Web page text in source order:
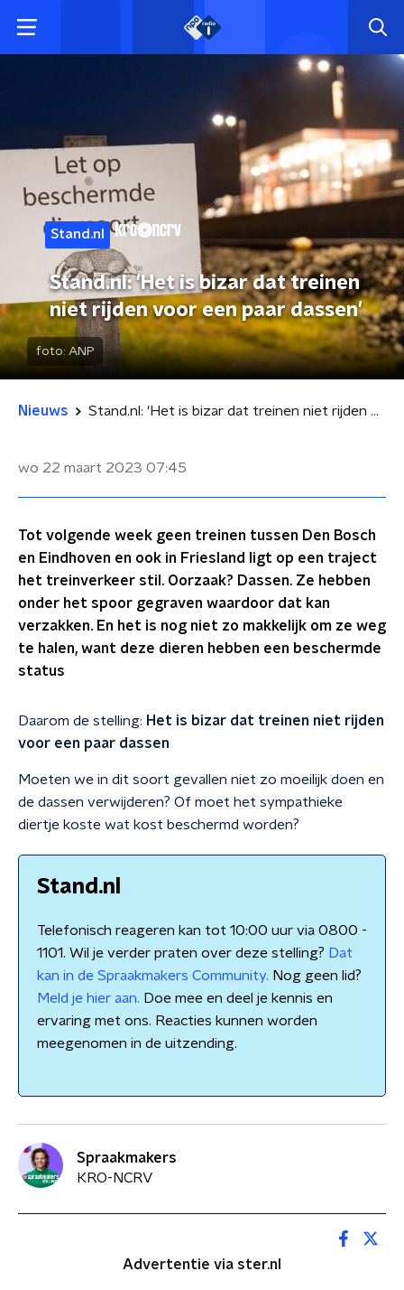
Stand.nl
Stand.nl: 'Het is bizar dat treinen
niet rijden voor een paar dassen'
foto: ANP
Nieuws Stand.nl: 'Het is bizar dat treinen niet rijden voor een paar dassen'
wo 22 maart 2023 07:45
Tot volgende week geen treinen tussen Den Bosch
en Eindhoven en ook in Friesland ligt op een traject
het treinverkeer stil. Oorzaak? Dassen. Ze hebben
onder het spoor gegraven waardoor dat kan
verzakken. En het is nog niet zo makkelijk om ze weg
te halen, want deze dieren hebben een beschermde
status
Daarom de stelling: Het is bizar dat treinen niet rijden
voor een paar dassen
Moeten we in dit soort gevallen niet zo moeilijk doen en
de dassen verwijderen? Of moet het sympathieke
diertje koste wat kost beschermd worden?
Stand.nl
Telefonisch reageren kan tot 10:00 uur via 0800 -
1101. Wil je verder praten over deze stelling? Dat
kan in de Spraakmakers Community. Nog geen lid?
Meld je hier aan. Doe mee en deel je kennis en
ervaring met ons. Reacties kunnen worden
meegenomen in de uitzending.
Spraakmakers
KRO-NCRV
Advertentie via ster.nl